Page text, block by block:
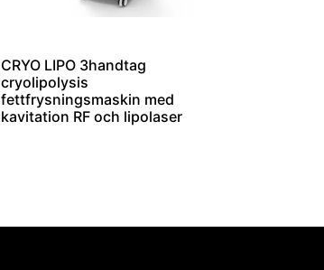
CRYO LIPO 3handtag
cryolipolysis
fettfrysningsmaskin med
kavitation RF och lipolaser